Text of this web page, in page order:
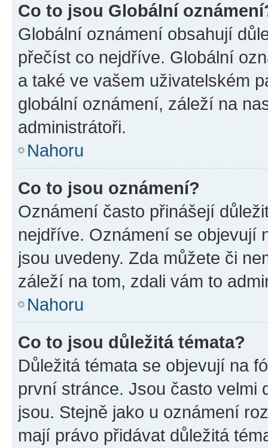
Co to jsou Globální
Globální oznámení obsahují
přečíst co nejdříve. Globální
a také ve vašem uživatelském
globální oznámení, záleží na
administrátoři.
Nahoru
Co to jsou oznámení?
Oznámení často přinášejí
nejdříve. Oznámení se objevují
jsou uvedeny. Zda můžete či
záleží na tom, zdali vám to
Nahoru
Co to jsou důležitá témata?
Důležitá témata se objevují na
první stránce. Jsou často velmi
jsou. Stejně jako u oznámení
mají právo přidávat důležitá